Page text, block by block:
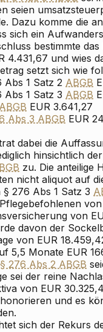
seien
Dazu komme die
sich ein
bestimmte
4.431,67 und wies
setzt sich wie
Abs 1 Satz 2 ABGB
Abs 1 Satz 3 ABGB
EUR 3.641,27
Abs 3 ABGB EUR
dabei die
hinsichtlich
zu. Die anteilige
nicht aliquot auf
276 Abs 1 Satz 3
von
davon der
von EUR
5,5 Monate EUR
§ 276 Abs 2 ABGB
sei der reine
von EUR
und es
sich der Rekurs